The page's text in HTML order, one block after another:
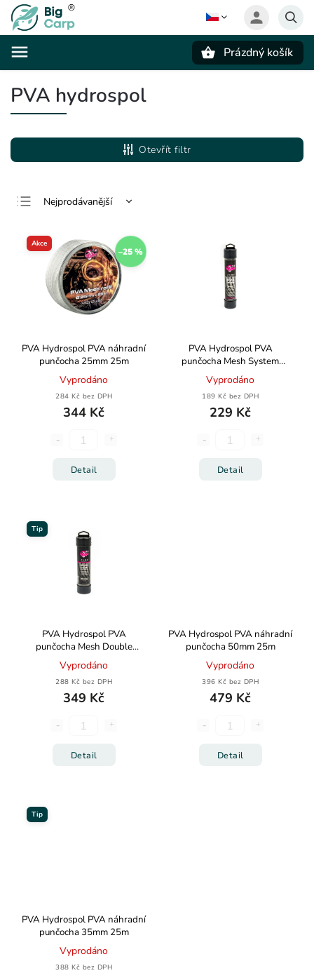
Prázdný košík
PVA hydrospol
Otevřít filtr
Nejprodávanější
Nejdražší
Abecedně
Akce
–25 %
PVA Hydrospol PVA náhradní
punčocha 25mm 25m
Vyprodáno
284 Kč bez DPH
344 Kč
Detail
PVA Hydrospol PVA
punčocha Mesh System
25mm 7m
Vyprodáno
189 Kč bez DPH
229 Kč
Detail
Tip
PVA Hydrospol PVA
punčocha Mesh Double
System 2in1 25+35mm 7+7m
Vyprodáno
288 Kč bez DPH
349 Kč
Detail
PVA Hydrospol PVA náhradní
punčocha 50mm 25m
Vyprodáno
396 Kč bez DPH
479 Kč
Detail
Tip
PVA Hydrospol PVA náhradní
punčocha 35mm 25m
Vyprodáno
388 Kč bez DPH